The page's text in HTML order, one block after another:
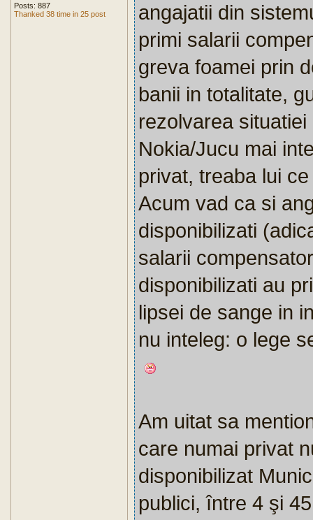
Posts: 887
Thanked 38 time in 25 post
angajatii din
primi salarii
greva foamei prin
banii in totalitate,
rezolvarea situatiei
Nokia/Jucu mai
privat, treaba lui
Acum vad ca si
disponibilizati
salarii
disponibilizati au
lipsei de sange in
nu inteleg: o lege
Am uitat sa
care numai privat
disponibilizat
publici, între 4 şi